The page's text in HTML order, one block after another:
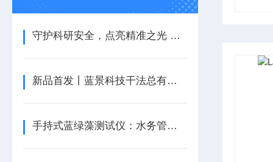
守护科研安全，点亮精准之光 ——蓝景智能微波消解仪
新品首发丨蓝景科技干法总有机碳分析仪重磅上市
手持式蓝绿藻测试仪：水务管理的智慧之选